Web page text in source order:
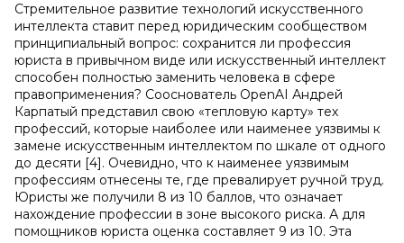
Стремительное развитие технологий искусственного
интеллекта ставит перед юридическим сообществом
принципиальный вопрос: сохранится ли профессия
юриста в привычном виде или искусственный интеллект
способен полностью заменить человека в сфере
правоприменения? Сооснователь OpenAI Андрей
Карпатый представил свою «тепловую карту» тех
профессий, которые наиболее или наименее уязвимы к
замене искусственным интеллектом по шкале от одного
до десяти [4]. Очевидно, что к наименее уязвимым
профессиям отнесены те, где превалирует ручной труд.
Юристы же получили 8 из 10 баллов, что означает
нахождение профессии в зоне высокого риска. А для
помощников юриста оценка составляет 9 из 10. Эта